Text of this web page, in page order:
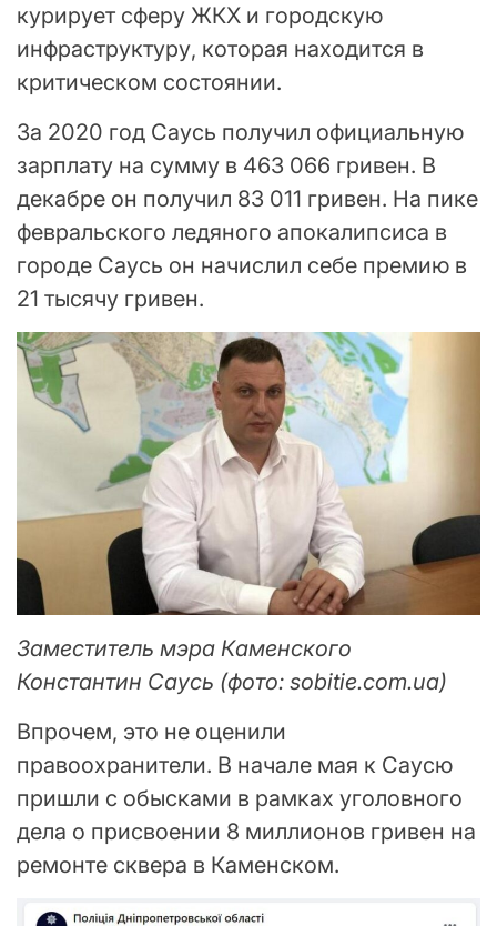
курирует сферу ЖКХ и городскую
инфраструктуру, которая находится в
критическом состоянии.
За 2020 год Саусь получил официальную
зарплату на сумму в 463 066 гривен. В
декабре он получил 83 011 гривен. На пике
февральского ледяного апокалипсиса в
городе Саусь он начислил себе премию в
21 тысячу гривен.
Заместитель мэра Каменского
Константин Саусь (фото: sobitie.com.ua)
Впрочем, это не оценили
правоохранители. В начале мая к Саусю
пришли с обысками в рамках уголовного
дела о присвоении 8 миллионов гривен на
ремонте сквера в Каменском.